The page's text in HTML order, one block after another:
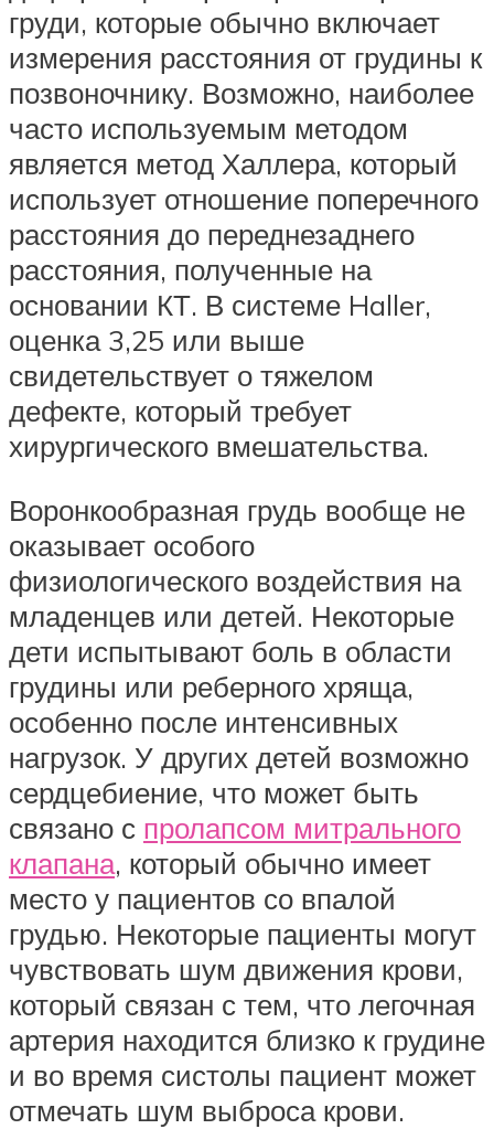
груди, которые обычно включает
измерения расстояния от грудины к
позвоночнику. Возможно, наиболее
часто используемым методом
является метод Халлера, который
использует отношение поперечного
расстояния до переднезаднего
расстояния, полученные на
основании КТ. В системе Haller,
оценка 3,25 или выше
свидетельствует о тяжелом
дефекте, который требует
хирургического вмешательства.
Воронкообразная грудь вообще не
оказывает особого
физиологического воздействия на
младенцев или детей. Некоторые
дети испытывают боль в области
грудины или реберного хряща,
особенно после интенсивных
нагрузок. У других детей возможно
сердцебиение, что может быть
связано с пролапсом митрального
клапана, который обычно имеет
место у пациентов со впалой
грудью. Некоторые пациенты могут
чувствовать шум движения крови,
который связан с тем, что легочная
артерия находится близко к грудине
и во время систолы пациент может
отмечать шум выброса крови.